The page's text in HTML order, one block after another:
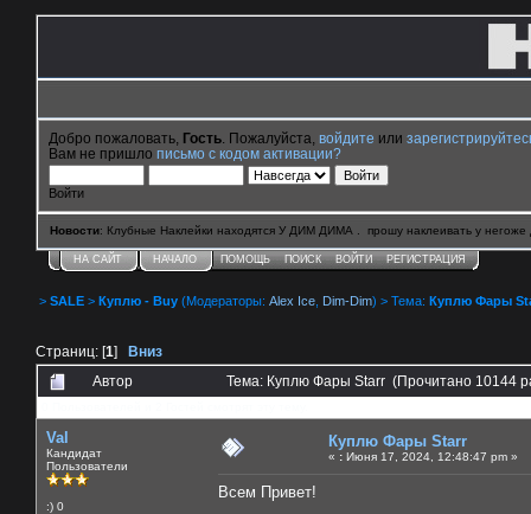
Добро пожаловать, Гость . Пожалуйста, войдите или
Вам не пришло письмо с кодом активации?
Войти
Новости: Клубные Наклейки находятся У ДИМ ДИМА . прошу наклеивать у негоже
НА САЙТ НАЧАЛО ПОМОЩЬ ПОИСК ВОЙТИ РЕГИСТРАЦИЯ
> SALE > Куплю - Buy (Модераторы: Alex Ice Dim-Dim) > Тема: Куплю Фары
Страниц: [1] Вниз
Автор
Тема: Куплю Фары Starr (Прочитано 10144
Val
Кандидат
Пользователи
:) 0
Куплю Фары Starr
« : Июня 17, 2024, 12:48:47 pm »
Всем Привет!